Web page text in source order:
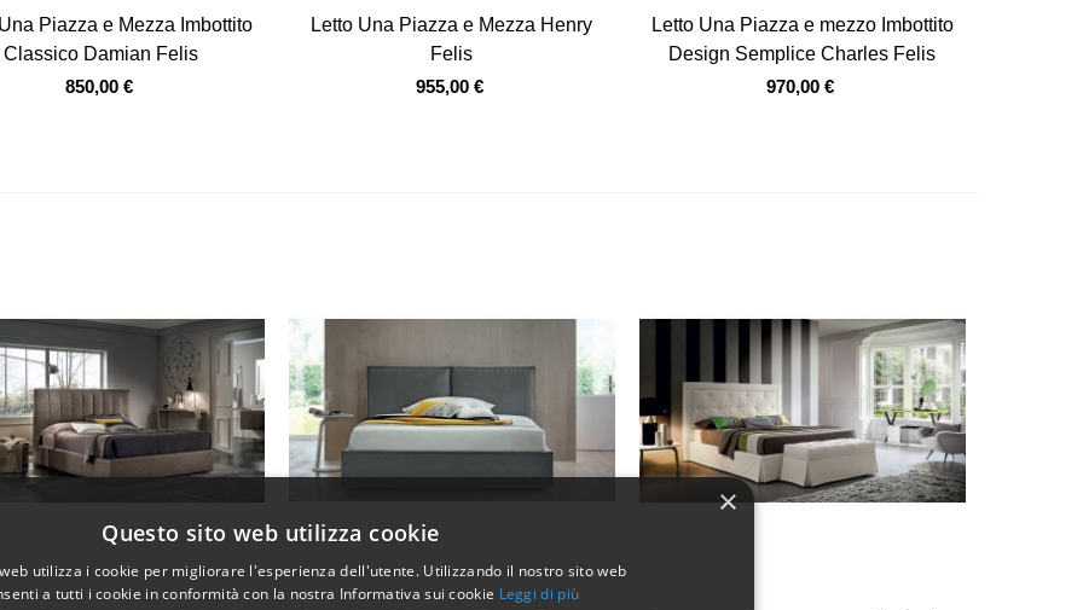
Vista veloce
Piazza e Mezza Imbottito
Classico Damian Felis
850,00 €
Vista veloce
Letto Una Piazza e Mezza Henry
Felis
955,00 €
Vista veloce
Letto Una Piazza e mezzo Imbottito
Design Semplice Charles Felis
970,00 €
×
Questo sito web utilizza cookie
utilizza i cookie per migliorare l'esperienza dell'utente. Utilizzando il nostro sito web
a tutti i cookie in conformità con la nostra Informativa sui cookie Leggi di più